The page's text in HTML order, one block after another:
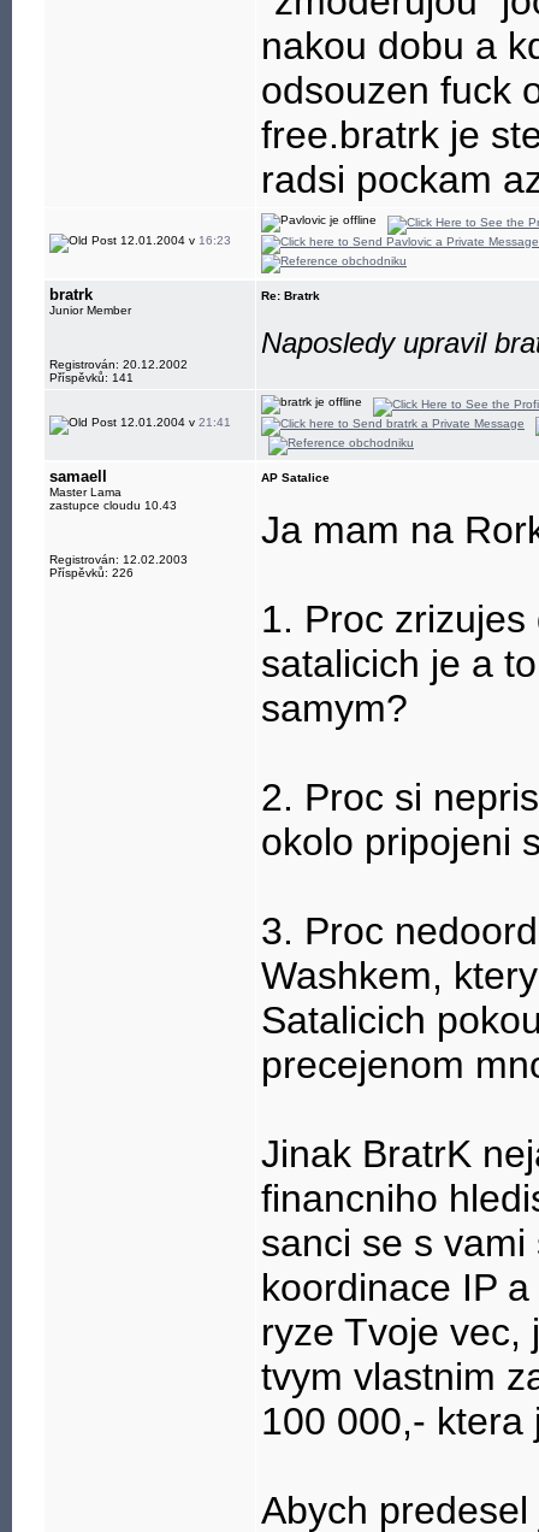
nakou dobu a
odsouzen fuck
free.bratrk je
radsi pockam
12.01.2004 v 16:23
bratrk
Junior Member
Registrován: 20.12.2002
Příspěvků: 141
Re: Bratrk
Naposledy upravil
12.01.2004 v 21:41
samaell
Master Lama
zastupce cloudu 10.43
Registrován: 12.02.2003
Příspěvků: 226
AP Satalice
Ja mam na
1. Proc
satalicich je a
samym?
2. Proc si
okolo pripojeni
3. Proc
Washkem,
Satalicich
precejenom
Jinak BratrK
financniho
sanci se s
koordinace IP
ryze Tvoje vec,
tvym vlastnim
100 000,- ktera
Abych